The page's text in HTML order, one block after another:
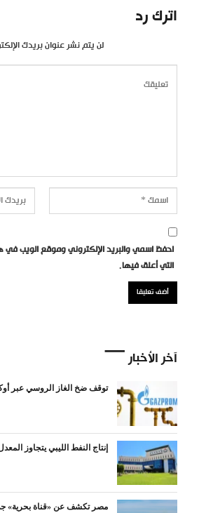
اترك رد
لن يتم نشر عنوان بريدك
احفظ اسمي والبريد الإلكتروني وموقع الويب في
التي أعلق فيها.
آخر الأخبار
توقف ضخ الغاز الروسي عبر
إنتاج النفط الليبي يتجاوز المعدل
مصر تكشف عن «قناة بحرية»